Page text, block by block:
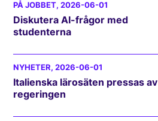
PÅ JOBBET, 2026-06-01
Diskutera AI-frågor med
studenterna
NYHETER, 2026-06-01
Italienska lärosäten pressas av
regeringen